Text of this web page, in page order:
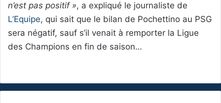
n’est pas positif », a expliqué le journaliste de
L’Equipe, qui sait que le bilan de Pochettino au PSG
sera négatif, sauf s’il venait à remporter la Ligue
des Champions en fin de saison…